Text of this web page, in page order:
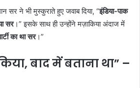
सर ने भी मुस्कुराते हुए जवाब दिया, “इंडिया-पाक
सर।” इसके साथ ही उन्होंने मज़ाकिया अंदाज में
का था सर।”
बाद में बताना था” –